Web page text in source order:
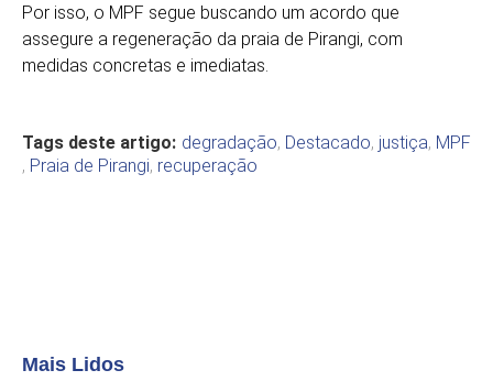
Por isso, o MPF segue buscando um acordo que
assegure a regeneração da praia de Pirangi, com
medidas concretas e imediatas.
Tags deste artigo: degradação, Destacado, justiça, MPF
, Praia de Pirangi, recuperação
Mais Lidos